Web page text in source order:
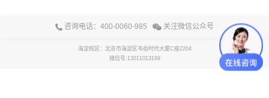
咨询电话：400-0060-985 关注微信公众号
海淀校区：北京市海淀区韦伯时代大厦C座2204
微信号:13011013169